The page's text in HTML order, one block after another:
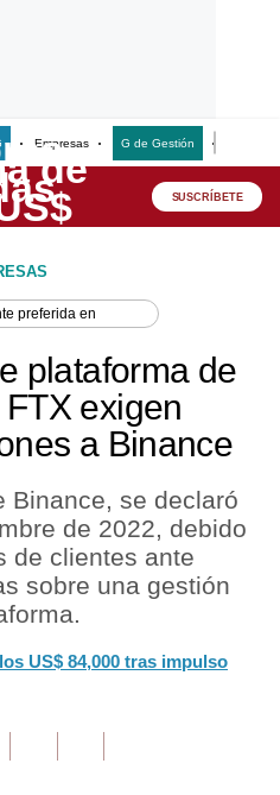
Empresas G de Gestión
SUSCRÍBETE
preferida en
plataforma de
exigen
a Binance
Binance, se declaró
de 2022, debido
de clientes ante
sobre una gestión
US$ 84,000 tras impulso